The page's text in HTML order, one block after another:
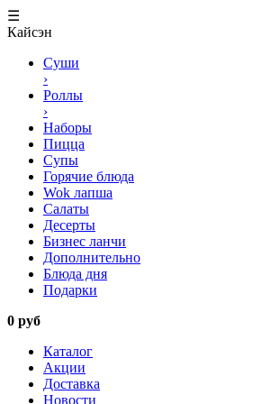
☰
Кайсэн
Суши
›
Роллы
›
Наборы
Пицца
Супы
Горячие блюда
Wok лапша
Салаты
Десерты
Бизнес ланчи
Дополнительно
Блюда дня
Подарки
0 руб
Каталог
Акции
Доставка
Новости